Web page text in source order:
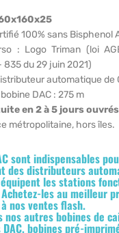
100% sans Bisphenol
: Logo Triman (loi
835 du 29 juin 2021)
automatique de
DAC : 275 m
en 2 à 5 jours
métropolitaine, hors îles.
sont indispensables
des distributeurs
les stations
les au meilleur
nos ventes flash.
nos autres bobines de
DAC, bobines pré-